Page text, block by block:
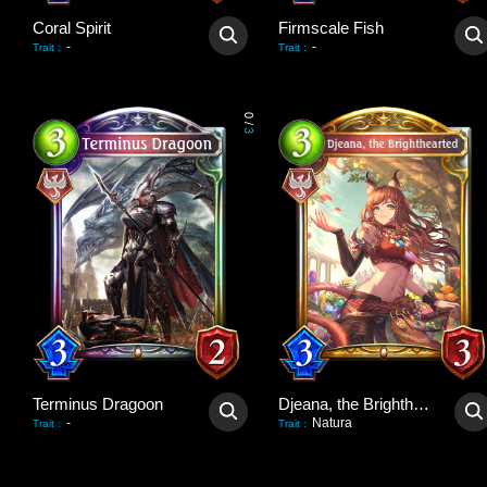
Coral Spirit
Trait : -
Firmscale Fish
Trait : -
0
/
3
Terminus Dragoon
Trait : -
Djeana, the Brighthearted
Trait : Natura